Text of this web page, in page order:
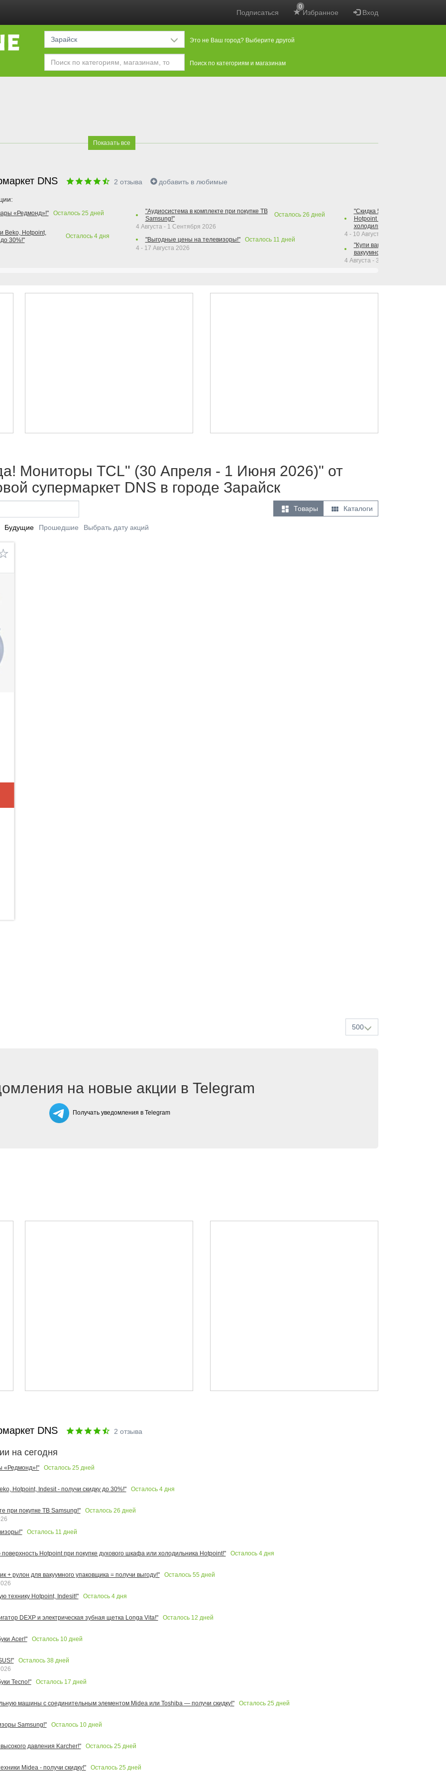
Подписаться Избранное
0
Вход
Зарайск Это не Ваш город? Выберите другой
Поиск по категориям и магазинам
Показать все
DNS 2 отзыва добавить в любимые
«Редмонд»!" Осталось 25 дней
Beko, Hotpoint,
30%!"
Осталось 4дня
"Аудиосистема в комплекте при покупке ТВ
Samsung!"
Осталось 26 дней
4 Августа - 1 Сентября 2026
"Выгодные цены на телевизоры!"
Осталось 11 дней
4 - 17 Августа 2026
"Скидка 50% на варочную
Hotpoint при покупке духового
холодильника Hotpoint!"
4 - 10 Августа 2026
"Купи вакуумный упаковщик +
вакуумного упаковщика =
4 Августа - 30 Сентября 2026
Мониторы TCL" (30 Апреля - 1 Июня 2026)" от
супермаркет DNS в городе Зарайск
 Товары  Каталоги
Будущие Прошедшие Выбрать дату акций
500
на новые акции в Telegram
Получать уведомления в Telegram
DNS 2 отзыва
на сегодня
«Редмонд»!" Осталось 25 дней
Hotpoint, Indesit - получи скидку до 30%!" Осталось 4дня
при покупке ТВ Samsung!" Осталось 26 дней
Осталось 11 дней
Hotpoint при покупке духового шкафа или холодильника Hotpoint!" Осталось 4дня
+ рулон для вакуумного упаковщика = получи выгоду!" Осталось 55 дней
технику Hotpoint, Indesit!"
Осталось 4дня
DEXP и электрическая зубная щетка Longa Vita!" Осталось 12 дней
Acer!" Осталось 10дней
Осталось 38дней
Tecno!"
Осталось 17 дней
машины с соединительным элементом Midea или Toshiba — получи скидку!" Осталось 25 дней
Samsung!" Осталось 10дней
давления Karcher!" Осталось 25 дней
Midea - получи скидку!" Осталось 25 дней